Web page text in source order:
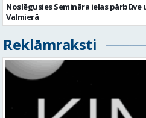
Noslēgusies Semināra ielas
Valmierā
Reklāmraksti